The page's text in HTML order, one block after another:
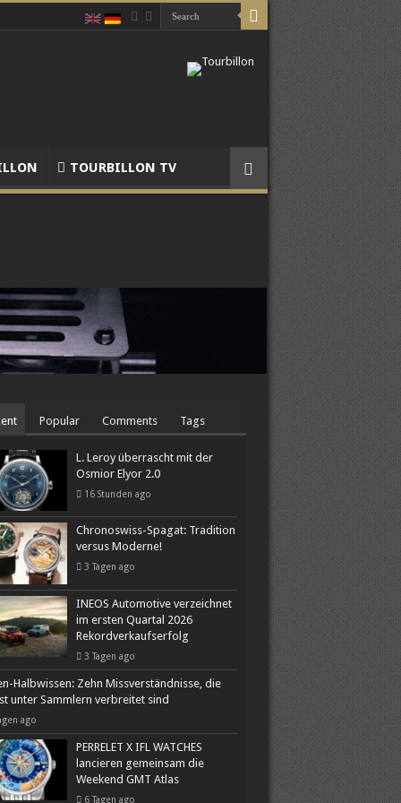
TOURBILLON TV
Popular Comments Tags
L. Leroy überrascht mit der
Osmior Elyor 2.0
16 Stunden ago
Chronoswiss-Spagat: Tradition
versus Moderne!
3 Tagen ago
INEOS Automotive verzeichnet
im ersten Quartal 2026
Rekordverkaufserfolg
3 Tagen ago
Halbwissen: Zehn Missverständnisse, die
unter Sammlern verbreitet sind
ago
PERRELET X IFL WATCHES
lancieren gemeinsam die
Weekend GMT Atlas
6 Tagen ago